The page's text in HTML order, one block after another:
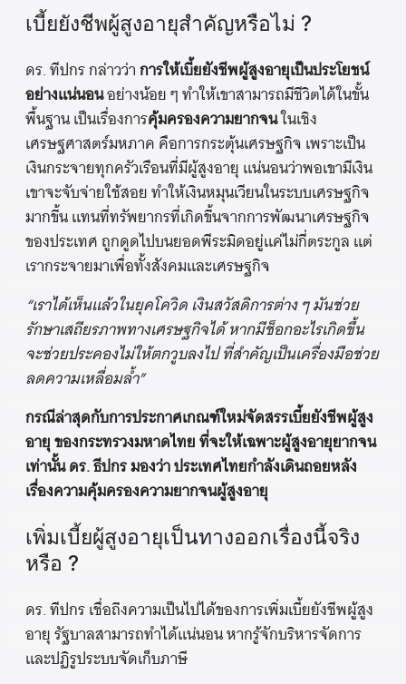
เบี้ยยังชีพผู้สูงอายุสำคัญหรือไม่ ?
ดร. ทีปกร กล่าวว่าการให้เบี้ยยังชีพผู้สูงอายุเป็นประโยชน์
อย่างแน่นอนอย่างน้อย ๆ ทำให้เขาสามารถมีชีวิตได้ในขั้น
พื้นฐาน เป็นเรื่องการคุ้มครองความยากจนในเชิง
เศรษฐศาสตร์มหภาค คือการกระตุ้นเศรษฐกิจ เพราะเป็น
เงินกระจายทุกครัวเรือนที่มีผู้สูงอายุ แน่นอนว่าพอเขามีเงิน
เขาจะจับจ่ายใช้สอย ทำให้เงินหมุนเวียนในระบบเศรษฐกิจ
มากขึ้น แทนที่ทรัพยากรที่เกิดขึ้นจากการพัฒนาเศรษฐกิจ
ของประเทศ ถูกดูดไปบนยอดพีระมิดอยู่แค่ไม่กี่ตระกูล แต่
เรากระจายมาเพื่อทั้งสังคมและเศรษฐกิจ
“เราได้เห็นแล้วในยุคโควิด เงินสวัสดิการต่าง ๆ มันช่วย
รักษาเสถียรภาพทางเศรษฐกิจได้ หากมีช็อกอะไรเกิดขึ้น
จะช่วยประคองไม่ให้ตกวูบลงไป ที่สำคัญเป็นเครื่องมือช่วย
ลดความเหลื่อมล้ำ”
กรณีล่าสุดกับการประกาศเกณฑ์ใหม่จัดสรรเบี้ยยังชีพผู้สูง
อายุ ของกระทรวงมหาดไทย ที่จะให้เฉพาะผู้สูงอายุยากจน
เท่านั้น ดร. ธีปกร มองว่า ประเทศไทยกำลังเดินถอยหลัง
เรื่องความคุ้มครองความยากจนผู้สูงอายุ
เพิ่มเบี้ยผู้สูงอายุเป็นทางออกเรื่องนี้จริง
หรือ ?
ดร. ทีปกร เชื่อถึงความเป็นไปได้ของการเพิ่มเบี้ยยังชีพผู้สูง
อายุ รัฐบาลสามารถทำได้แน่นอน หากรู้จักบริหารจัดการ
และปฏิรูประบบจัดเก็บภาษี